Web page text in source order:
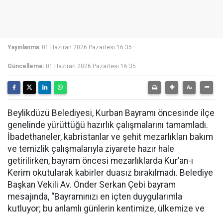
Yayınlanma: 01 Haziran 2026 Pazartesi 16:35
Güncelleme: 01 Haziran 2026 Pazartesi 16:35
Beylikdüzü Belediyesi, Kurban Bayramı öncesinde ilçe
genelinde yürüttüğü hazırlık çalışmalarını tamamladı.
İbadethaneler, kabristanlar ve şehit mezarlıkları bakım
ve temizlik çalışmalarıyla ziyarete hazır hale
getirilirken, bayram öncesi mezarlıklarda Kur’an-ı
Kerim okutularak kabirler duasız bırakılmadı. Belediye
Başkan Vekili Av. Önder Serkan Çebi bayram
mesajında, “Bayramınızı en içten duygularımla
kutluyor; bu anlamlı günlerin kentimize, ülkemize ve